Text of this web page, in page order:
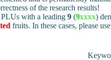
of the research results!
PLUs with a leading 9 (9xxxx)
fruits. In these cases, please